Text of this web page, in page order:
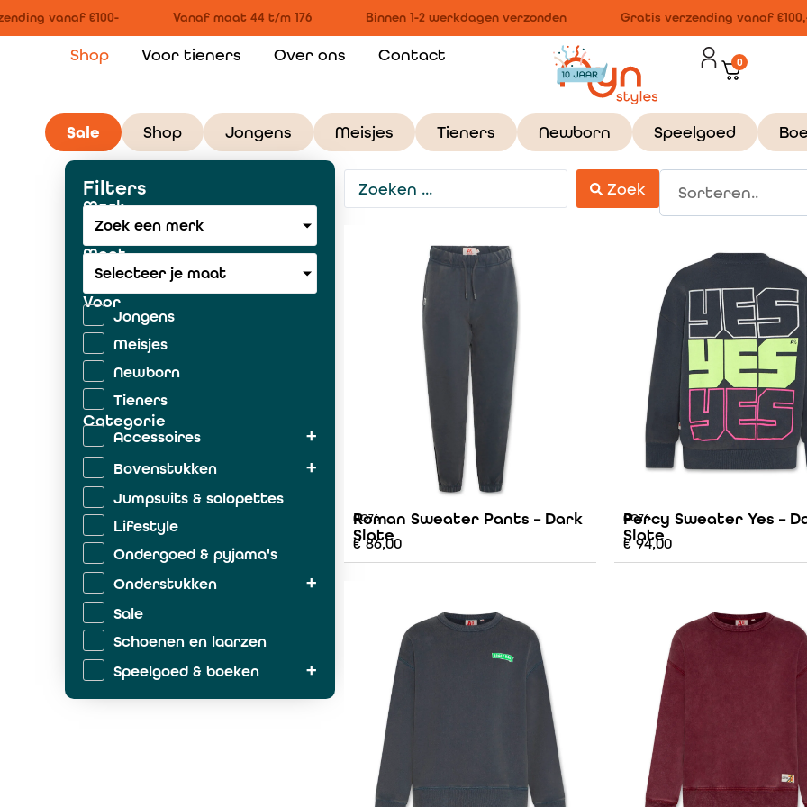
vanaf €100- Vanaf maat 44 t/m 176 Binnen 1-2 werkdagen verzonden Gratis verzending vanaf €100,-
Shop Voor tieners Over ons Contact 0
Sale Shop Jongens Meisjes Tieners Newborn Speelgoed
Filters
Merk
Zoek een merk
Maat
Selecteer je maat
Voor
Jongens
Meisjes
Newborn
Tieners
Categorie
Accessoires
Bovenstukken
Jumpsuits & salopettes
Lifestyle
Ondergoed & pyjama's
Onderstukken
Sale
Schoenen en laarzen
Speelgoed & boeken
Zwemkleding
Zoek
AO76
Roman Sweater Pants – Dark
Slate
€86,00
AO76
Percy Sweater Yes –
Slate
€94,00